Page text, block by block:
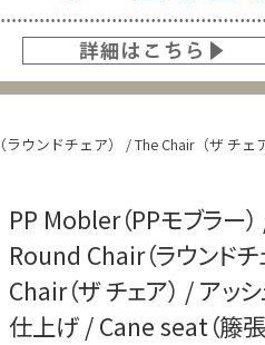
ウンドチェア） / The Chair（ザ チ
PP Mobler（PPモブラー
Round Chair（ラウンドチ
Chair（ザ チェア） / アッ
仕上げ / Cane seat（籐張